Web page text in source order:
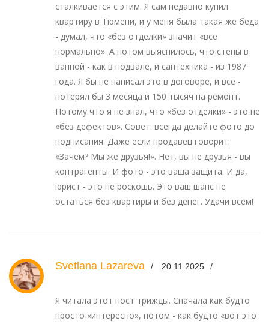
сталкивается с этим. Я сам недавно купил
квартиру в Тюмени, и у меня была такая же беда
- думал, что «без отделки» значит «всё
нормально». А потом выяснилось, что стены в
ванной - как в подвале, и сантехника - из 1987
года. Я бы не написал это в договоре, и всё -
потерял бы 3 месяца и 150 тысяч на ремонт.
Потому что я не знал, что «без отделки» - это не
«без дефектов». Совет: всегда делайте фото до
подписания. Даже если продавец говорит:
«Зачем? Мы же друзья!». Нет, вы не друзья - вы
контрагенты. И фото - это ваша защита. И да,
юрист - это не роскошь. Это ваш шанс не
остаться без квартиры и без денег. Удачи всем!
Svetlana Lazareva 20.11.2025
Я читала этот пост трижды. Сначала как будто
просто «интересно», потом - как будто «вот это